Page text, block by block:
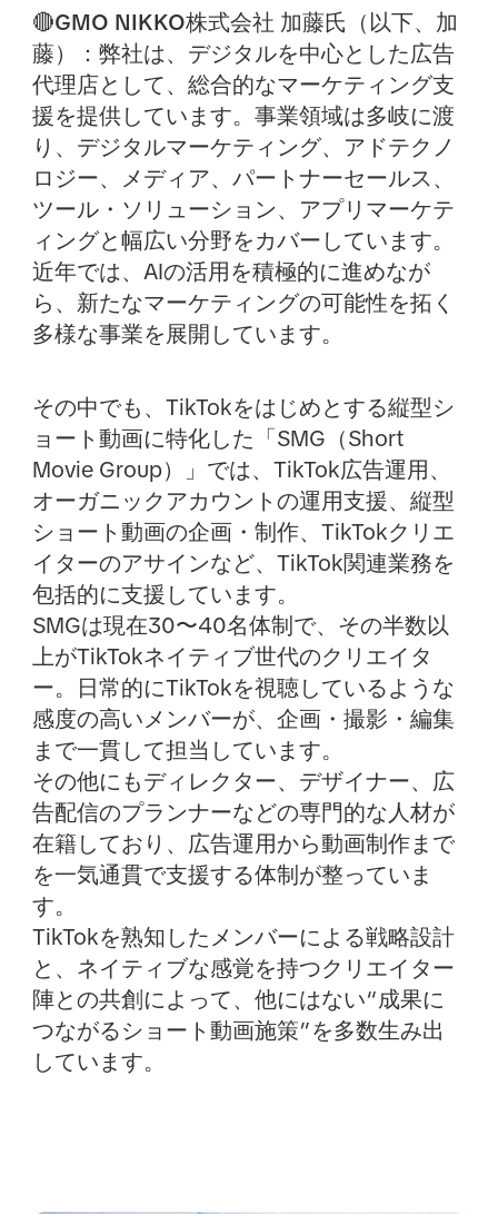
🔴GMO NIKKO株式会社 加藤氏（以下、加
藤）： 弊社は、デジタルを中心とした広告
代理店として、総合的なマーケティング支
援を提供しています。事業領域は多岐に渡
り、デジタルマーケティング、アドテクノ
ロジー、メディア、パートナーセールス、
ツール・ソリューション、アプリマーケテ
ィングと幅広い分野をカバーしています。
近年では、AIの活用を積極的に進めなが
ら、新たなマーケティングの可能性を拓く
多様な事業を展開しています。
その中でも、TikTokをはじめとする縦型シ
ョート動画に特化した「SMG（Short
Movie Group）」では、TikTok広告運用、
オーガニックアカウントの運用支援、縦型
ショート動画の企画・制作、TikTokクリエ
イターのアサインなど、TikTok関連業務を
包括的に支援しています。
SMGは現在30〜40名体制で、その半数以
上がTikTokネイティブ世代のクリエイタ
ー。日常的にTikTokを視聴しているような
感度の高いメンバーが、企画・撮影・編集
まで一貫して担当しています。
その他にもディレクター、デザイナー、広
告配信のプランナーなどの専門的な人材が
在籍しており、広告運用から動画制作まで
を一気通貫で支援する体制が整っていま
す。
TikTokを熟知したメンバーによる戦略設計
と、ネイティブな感覚を持つクリエイター
陣との共創によって、他にはない“成果に
つながるショート動画施策”を多数生み出
しています。